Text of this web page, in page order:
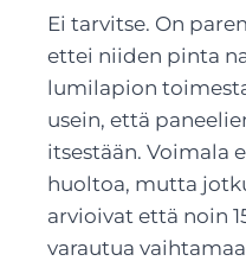
Ei tarvitse. On
ettei niiden pinta
lumilapion
usein, että
itsestään. Voimala
huoltoa, mutta
arvioivat että noin
varautua